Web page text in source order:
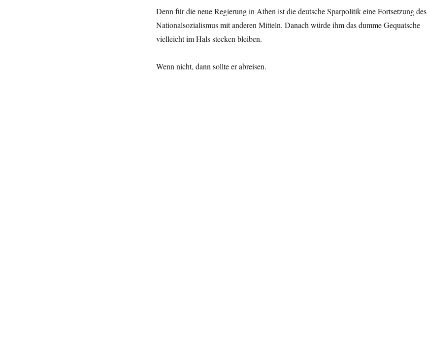
Denn für die neue Regierung in Athen ist die deutsche Sparpolitik eine Fortsetzung des
Nationalsozialismus mit anderen Mitteln. Danach würde ihm das dumme Gequatsche
vielleicht im Hals stecken bleiben.
Wenn nicht, dann sollte er abreisen.